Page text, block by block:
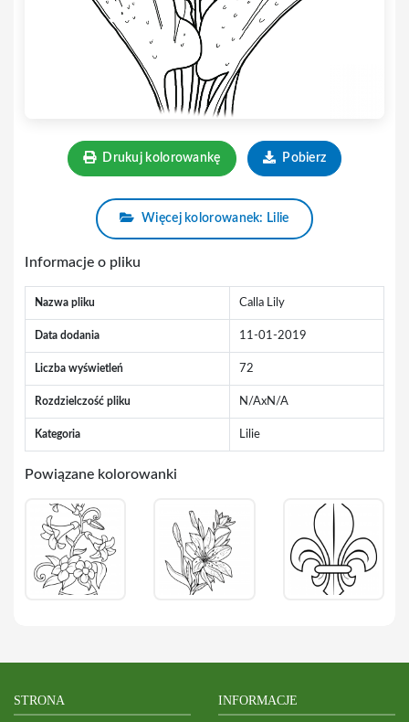
Drukuj kolorowankę Pobierz
Więcej kolorowanek: Lilie
Informacje o pliku
Nazwa pliku Calla Lily
Data dodania 11-01-2019
Liczba wyświetleń 72
Rozdzielczość pliku N/AxN/A
Kategoria Lilie
Powiązane kolorowanki
STRONA INFORMACJE